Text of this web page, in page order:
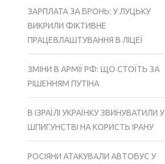
ЗАРПЛАТА ЗА БРОНЬ: У ЛУЦЬКУ
ВИКРИЛИ ФІКТИВНЕ
ПРАЦЕВЛАШТУВАННЯ В ЛІЦЕЇ
ЗМІНИ В АРМІЇ РФ: ЩО СТОЇТЬ ЗА
РІШЕННЯМ ПУТІНА
В ІЗРАЇЛІ УКРАЇНКУ ЗВИНУВАТИЛИ У
ШПИГУНСТВІ НА КОРИСТЬ ІРАНУ
РОСІЯНИ АТАКУВАЛИ АВТОБУС У